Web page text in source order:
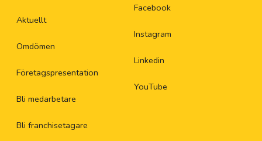
Aktuellt
Omdömen
Företagspresentation
Bli medarbetare
Bli franchisetagare
Facebook
Instagram
Linkedin
YouTube